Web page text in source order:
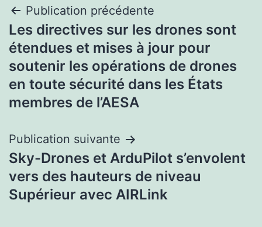
Navigation
de
l’article
Publication précédente
Les directives sur les drones sont
étendues et mises à jour pour
soutenir les opérations de drones
en toute sécurité dans les États
membres de l’AESA
Publication suivante
Sky-Drones et ArduPilot s’envolent
vers des hauteurs de niveau
Supérieur avec AIRLink